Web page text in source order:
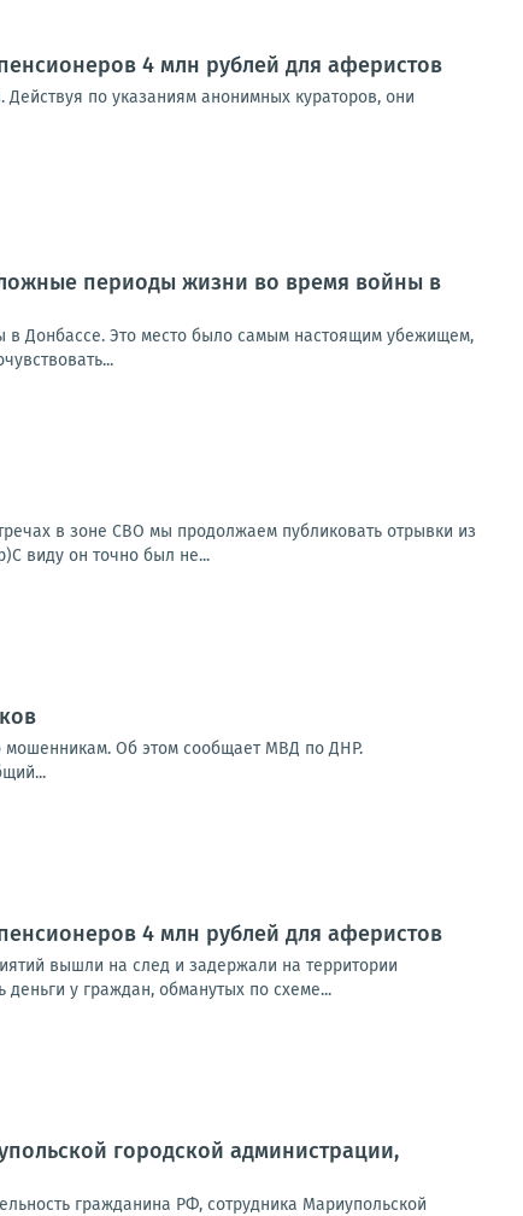
4 млн рублей для аферистов
по указаниям анонимных кураторов, они
периоды жизни во время войны в
Донбассе. Это место было самым настоящим убежищем,
в зоне СВО мы продолжаем публиковать отрывки из
виду он точно был не...
мошенникам. Об этом сообщает МВД по ДНР.
4 млн рублей для аферистов
вышли на след и задержали на территории
у граждан, обманутых по схеме...
городской администрации,
гражданина РФ, сотрудника Мариупольской